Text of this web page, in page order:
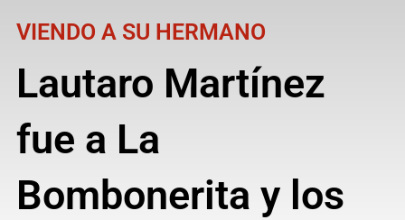
VIENDO A SU HERMANO
Lautaro Martínez
fue a La
Bombonerita y los